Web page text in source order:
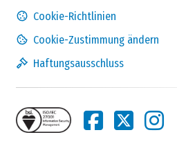
Cookie-Richtlinien
Cookie-Zustimmung ändern
Haftungsausschluss